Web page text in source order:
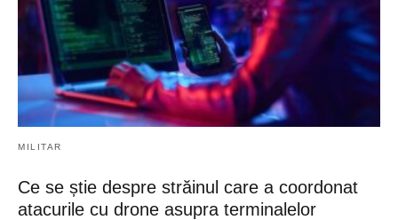
MILITAR
Ce se știe despre străinul care a coordonat
atacurile cu drone asupra terminalelor